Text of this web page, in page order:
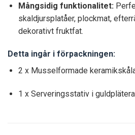
Mångsidig funktionalitet:
skaldjursplatåer, plockmat,
dekorativt fruktfat.
Detta ingår i förpackningen:
2 x Musselformade
1 x Serveringsstativ i